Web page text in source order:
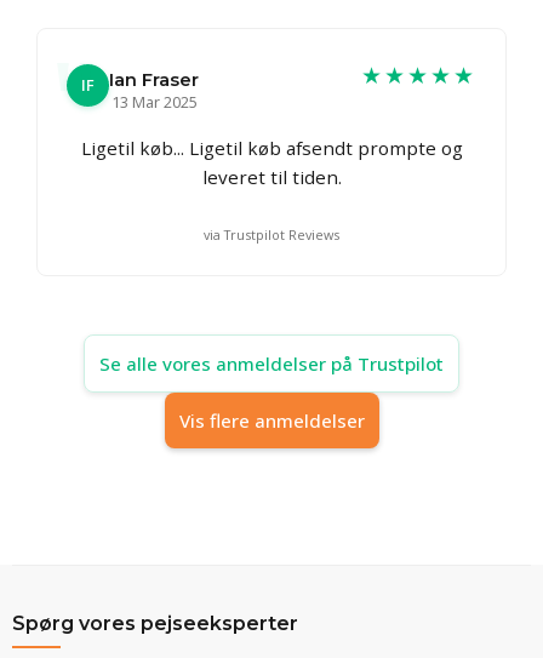
IF
Ian Fraser
13 Mar 2025
★★★★★
Ligetil køb... Ligetil køb afsendt prompte og
leveret til tiden.
via Trustpilot Reviews
Se alle vores anmeldelser på Trustpilot
Vis flere anmeldelser
Spørg vores pejseeksperter